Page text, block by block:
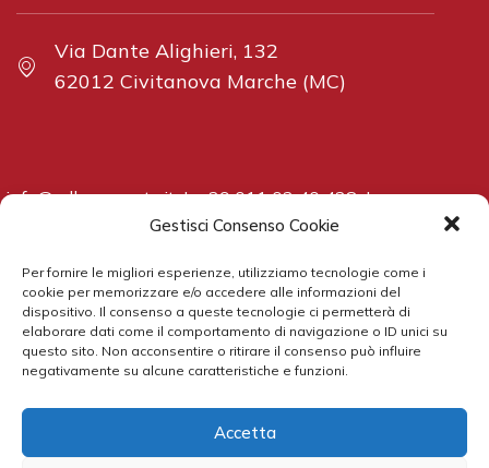
Gestisci Consenso Cookie
Per fornire le migliori esperienze, utilizziamo tecnologie come i
cookie per memorizzare e/o accedere alle informazioni del
dispositivo. Il consenso a queste tecnologie ci permetterà di
elaborare dati come il comportamento di navigazione o ID unici su
questo sito. Non acconsentire o ritirare il consenso può influire
negativamente su alcune caratteristiche e funzioni.
Accetta
Via Dante Alighieri, 132
62012 Civitanova Marche (MC)
info@adbcorporate.it|+39 011 02 40 438|
www.adbcorporate.it
All rights reserved ADB Corporate Advisory S.r.l. |Privacy
Policy